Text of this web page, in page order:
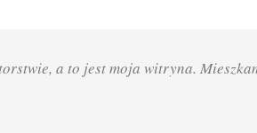
a to jest moja witryna.